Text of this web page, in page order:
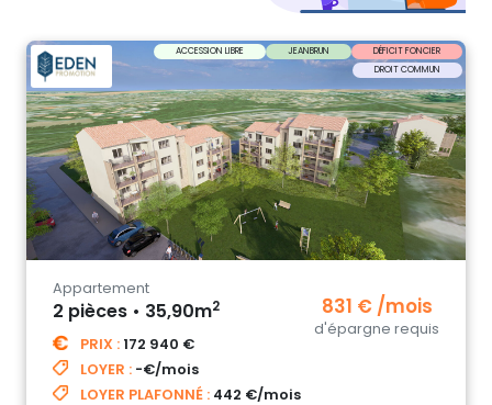
ACCESSION LIBRE JEANBRUN
DÉFICIT FONCIER
DROIT COMMUN
831 € /mois
d'épargne requis
Appartement
2 pièces • 35,90m2
PRIX : 172 940 €
LOYER : -€/mois
LOYER PLAFONNÉ : 442 €/mois